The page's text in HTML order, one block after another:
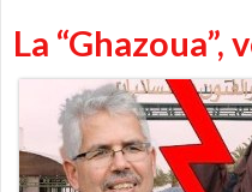
La